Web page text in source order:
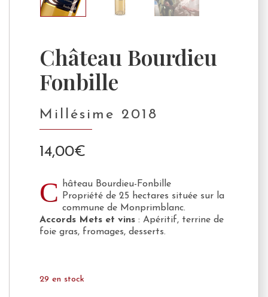
Château Bourdieu
Fonbille
Millésime 2018
14,00€
C
hâteau Bourdieu-Fonbille
Propriété de 25 hectares située sur la
commune de Monprimblanc.
Accords Mets et vins : Apéritif, terrine de
foie gras, fromages, desserts.
29 en stock